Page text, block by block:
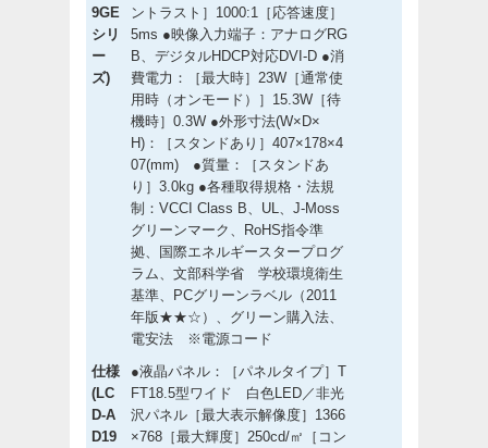
9GE
シリ
ー
ズ)
ントラスト］1000:1［応答速度］
5ms ●映像入力端子：アナログRG
B、デジタルHDCP対応DVI-D ●消
費電力：［最大時］23W［通常使
用時（オンモード）］15.3W［待
機時］0.3W ●外形寸法(W×D×
H)：［スタンドあり］407×178×4
07(mm) ●質量：［スタンドあ
り］3.0kg ●各種取得規格・法規
制：VCCI Class B、UL、J-Moss
グリーンマーク、RoHS指令準
拠、国際エネルギースタープログ
ラム、文部科学省 学校環境衛生
基準、PCグリーンラベル（2011
年版★★☆）、グリーン購入法、
電安法 ※電源コード
仕様
(LC
D-A
D19
●液晶パネル：［パネルタイプ］T
FT18.5型ワイド 白色LED／非光
沢パネル［最大表示解像度］1366
×768［最大輝度］250cd/㎡［コン